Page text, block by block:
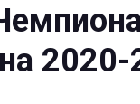
2020-